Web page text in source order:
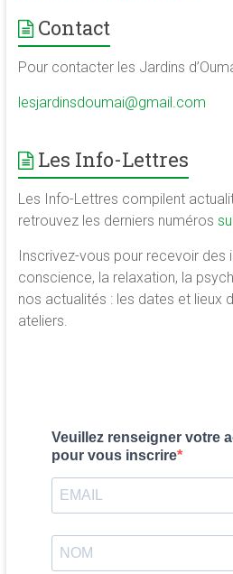
Contact
Pour contacter les Jardins
lesjardinsdoumai@gmail.com
Les Info-Lettres
Les Info-Lettres compilent
retrouvez les derniers numéros
Inscrivez-vous pour recevoir des
conscience, la relaxation, la
nos actualités : les dates et lieux
ateliers.
Veuillez renseigner votre
pour vous inscrire